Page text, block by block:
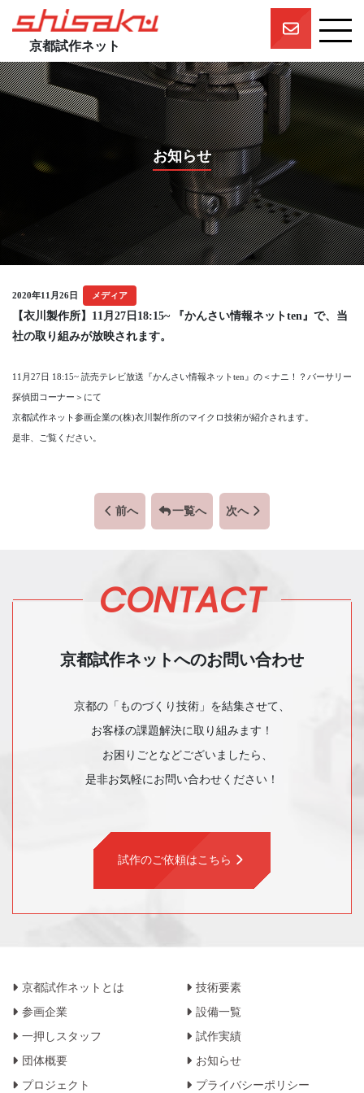
京都試作ネット
京都試作ネットとは
京都試作ネットの技術要素
一押しスタッフ
団体概要
お知らせ
2020年11月26日 メディア
【衣川製作所】11月27日18:15~ 『かんさい情報ネットten』で、当
社の取り組みが放映されます。
11月27日 18:15~ 読売テレビ放送『かんさい情報ネットten』の＜ナニ！？バーサリー
探偵団コーナー＞にて
京都試作ネット参画企業の(株)衣川製作所のマイクロ技術が紹介されます。
是非、ご覧ください。
前へ 一覧へ 次へ
CONTACT
京都試作ネットへのお問い合わせ
京都の「ものづくり技術」を結集させて、
お客様の課題解決に取り組みます！
お困りごとなどございましたら、
是非お気軽にお問い合わせください！
試作のご依頼はこちら
京都試作ネットとは
技術要素
参画企業
設備一覧
一押しスタッフ
試作実績
団体概要
お知らせ
プロジェクト
プライバシーポリシー